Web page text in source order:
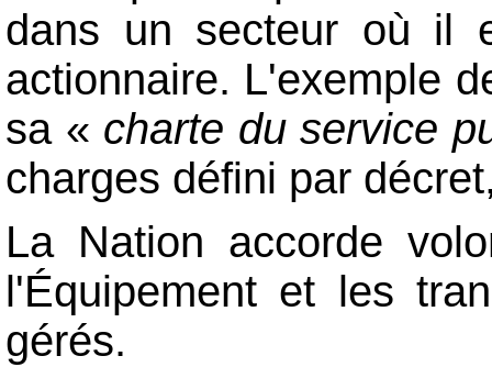
dans un secteur où il
actionnaire. L'exemple
sa « charte du service
charges défini par
La Nation accorde
l'Équipement et les
gérés.